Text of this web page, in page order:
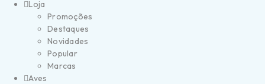
Loja
Promoções
Destaques
Novidades
Popular
Marcas
Aves